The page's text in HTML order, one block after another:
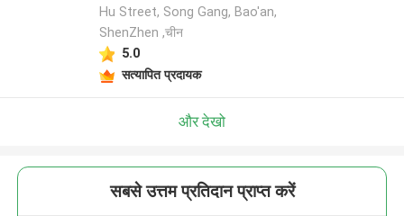
Hu Street, Song Gang, Bao'an,
ShenZhen ,चीन
5.0
सत्यापित प्रदायक
और देखो
सबसे उत्तम प्रतिदान प्राप्त करें